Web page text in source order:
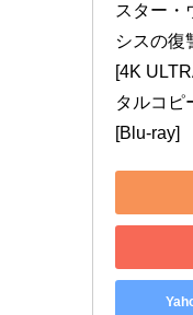
スター・
シスの復
[4K
タルコピ
[Blu-ray]